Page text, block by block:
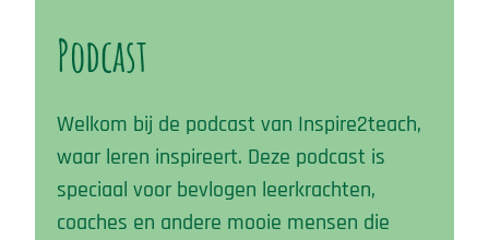
Podcast
Welkom bij de podcast van Inspire2teach,
waar leren inspireert. Deze podcast is
speciaal voor bevlogen leerkrachten,
coaches en andere mooie mensen die